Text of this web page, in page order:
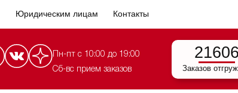
Юридическим лицам Контакты
Пн-пт с 10:00 до 19:00
Сб-вс прием заказов
21606
Заказов